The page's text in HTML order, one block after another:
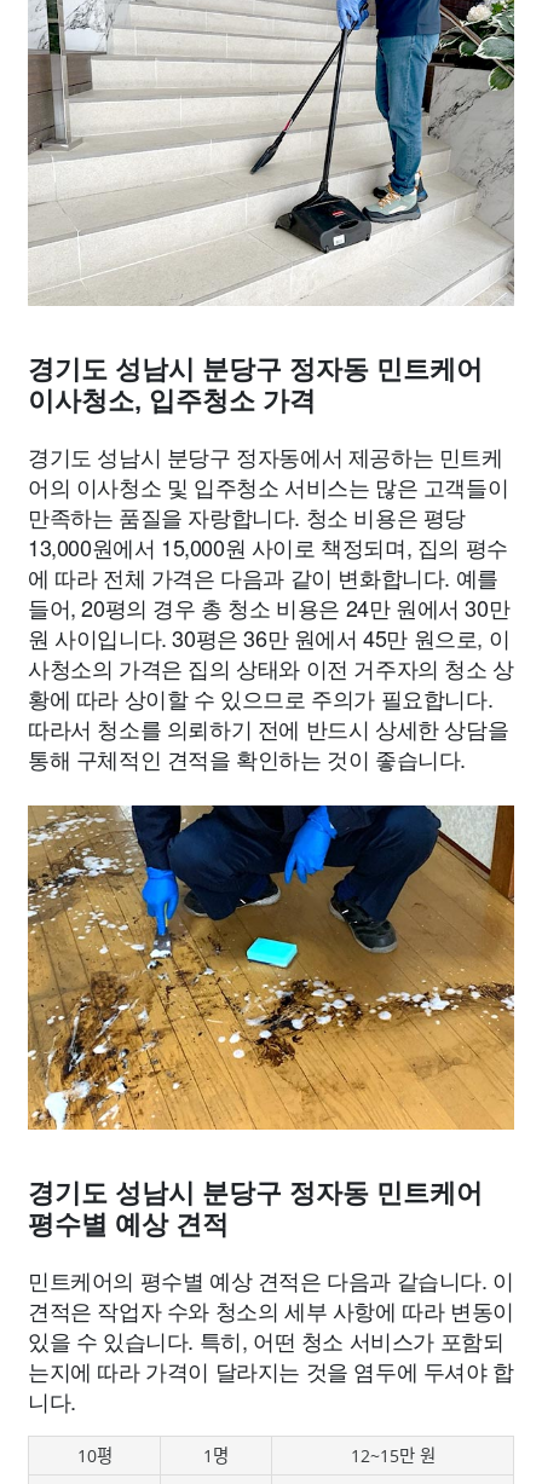
경기도 성남시 분당구 정자동 민트케어
이사청소, 입주청소 가격
경기도 성남시 분당구 정자동에서 제공하는 민트케
어의 이사청소 및 입주청소 서비스는 많은 고객들이
만족하는 품질을 자랑합니다. 청소 비용은 평당
13,000원에서 15,000원 사이로 책정되며, 집의 평수
에 따라 전체 가격은 다음과 같이 변화합니다. 예를
들어, 20평의 경우 총 청소 비용은 24만 원에서 30만
원 사이입니다. 30평은 36만 원에서 45만 원으로, 이
사청소의 가격은 집의 상태와 이전 거주자의 청소 상
황에 따라 상이할 수 있으므로 주의가 필요합니다.
따라서 청소를 의뢰하기 전에 반드시 상세한 상담을
통해 구체적인 견적을 확인하는 것이 좋습니다.
경기도 성남시 분당구 정자동 민트케어
평수별 예상 견적
민트케어의 평수별 예상 견적은 다음과 같습니다. 이
견적은 작업자 수와 청소의 세부 사항에 따라 변동이
있을 수 있습니다. 특히, 어떤 청소 서비스가 포함되
는지에 따라 가격이 달라지는 것을 염두에 두셔야 합
니다.
10평 1명
12~15만 원